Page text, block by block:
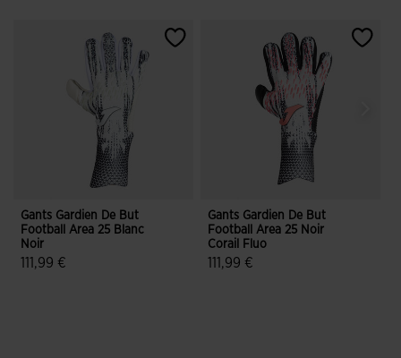
Gants Gardien De But
Football Area 25 Blanc
Noir
111,99 €
Gants Gardien De But
Football Area 25 Noir
Corail Fluo
111,99 €